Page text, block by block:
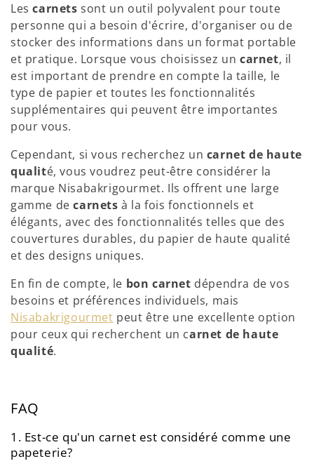
Lescarnets sont un outil polyvalent pour toute
personne qui a besoin d'écrire, d'organiser ou de
stocker des informations dans un format portable
et pratique. Lorsque vous choisissez uncarnet, il
est important de prendre en compte la taille, le
type de papier et toutes les fonctionnalités
supplémentaires qui peuvent être importantes
pour vous.
Cependant, si vous recherchez un carnet de haute
qualité, vous voudrez peut-être considérer la
marque Nisabakrigourmet. Ils offrent une large
gamme decarnets à la fois fonctionnels et
élégants, avec des fonctionnalités telles que des
couvertures durables, du papier de haute qualité
et des designs uniques.
En fin de compte, le bon carnet dépendra de vos
besoins et préférences individuels, mais
Nisabakrigourmet peut être une excellente option
pour ceux qui recherchent un carnet de haute
qualité.
FAQ
1. Est-ce qu'un carnet est considéré comme une
papeterie?